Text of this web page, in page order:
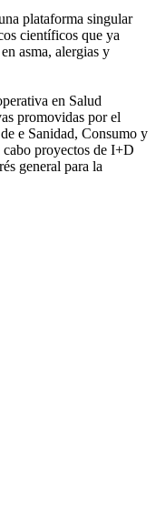
plataforma singular
científicos que ya
asma, alergias y
en Salud
promovidas por el
e Sanidad, Consumo y
proyectos de I+D
general para la